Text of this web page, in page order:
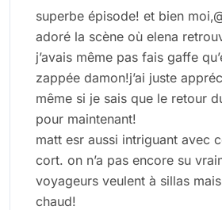
superbe épisode! et bien
adoré la scène où elena
j’avais même pas fais gaffe
zappée damon!j’ai juste
même si je sais que le retour
pour maintenant!
matt esr aussi intriguant avec
cort. on n’a pas encore su
voyageurs veulent à sillas
chaud!